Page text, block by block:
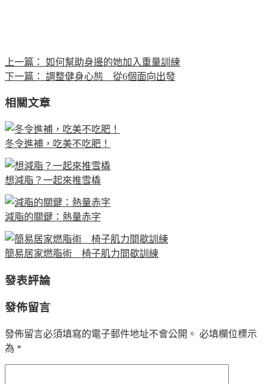
上一篇：
如何幫助身邊的她加入重量訓練
下一篇：
調整健身心態 從6個面向出發
相關文章
冬令進補，吃美不吃肥！
想減脂？一起來推雪橇
減脂的關鍵：熱量赤字
簡易居家燃脂術 椅子肌力間歇訓練
發表評論
發佈留言
發佈留言必須填寫的電子郵件地址不會公開。 必填欄位標示
為 *